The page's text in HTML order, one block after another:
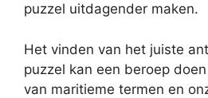
puzzel uitdagender maken.
Het vinden van het juiste
puzzel kan een beroep
van maritieme termen en